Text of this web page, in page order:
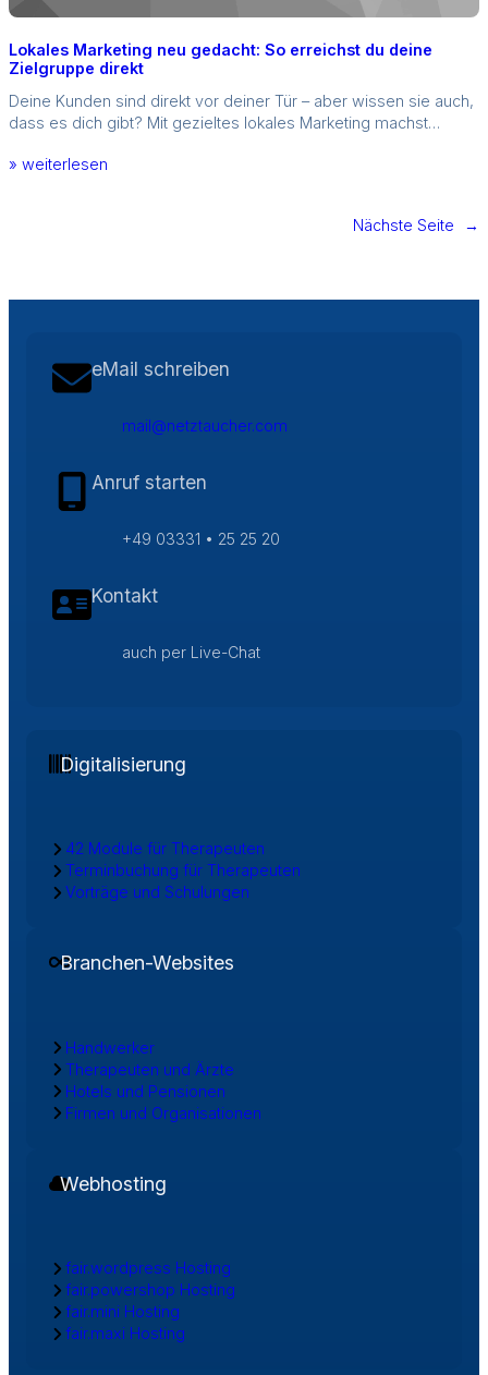
Lokales Marketing neu gedacht: So erreichst du deine
Zielgruppe direkt
Deine Kunden sind direkt vor deiner Tür – aber wissen sie auch,
dass es dich gibt? Mit gezieltes lokales Marketing machst…
» weiterlesen
Nächste Seite →
eMail schreiben
mail@netztaucher.com
Anruf starten
+49 03331 • 25 25 20
Kontakt
auch per Live-Chat
Digitalisierung
42 Module für Therapeuten
Terminbuchung für Therapeuten
Vorträge und Schulungen
Branchen-Websites
Handwerker
Therapeuten und Ärzte
Hotels und Pensionen
Firmen und Organisationen
Webhosting
fair.wordpress Hosting
fair.powershop Hosting
fair.mini Hosting
fair.maxi Hosting